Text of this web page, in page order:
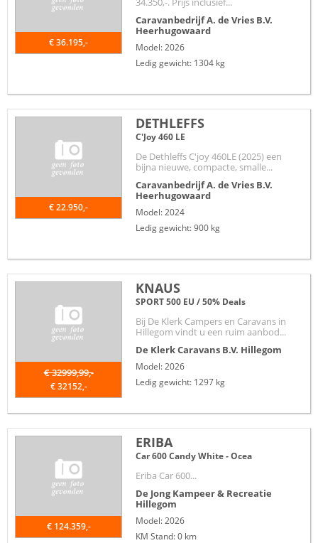
€ 36.195,-
Caravanbedrijf A. de Vries B.V.
Heerhugowaard
Model: 2026
Ledig gewicht: 1304 kg
€ 22.950,-
DETHLEFFS
C'Joy 460 LE
De Dethleffs C'joy 460LE (2025) een
bijna nieuwe, compacte, smalle...
Caravanbedrijf A. de Vries B.V.
Heerhugowaard
Model: 2024
Ledig gewicht: 900 kg
€ 32999,99,-
€ 32152,-
KNAUS
SPORT 500 EU / 50% Deals
Bij De Klerk Campers en Caravans in
Hillegom vindt u een ruim aanbod...
De Klerk Caravans B.V. Hillegom
Model: 2026
Ledig gewicht: 1297 kg
€ 124.359,-
ERIBA
Car 600 Candy White - Ocea
Eriba Car 600...
De Jong Kampeer & Recreatie
Hillegom
Model: 2026
KM Stand: 0 km